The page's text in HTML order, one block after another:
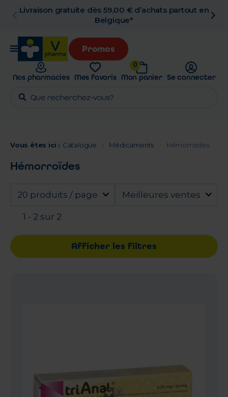
Livraison gratuite dès 59,00 € d’achats partout en
Belgique*
Promos
Nos pharmacies Mes favoris
0
Mon panier Se connecter
Vous êtes ici : Catalogue Médicaments Hémorroïdes
Hémorroïdes
20 produits / page Meilleures ventes
1 - 2 sur 2
Afficher les filtres